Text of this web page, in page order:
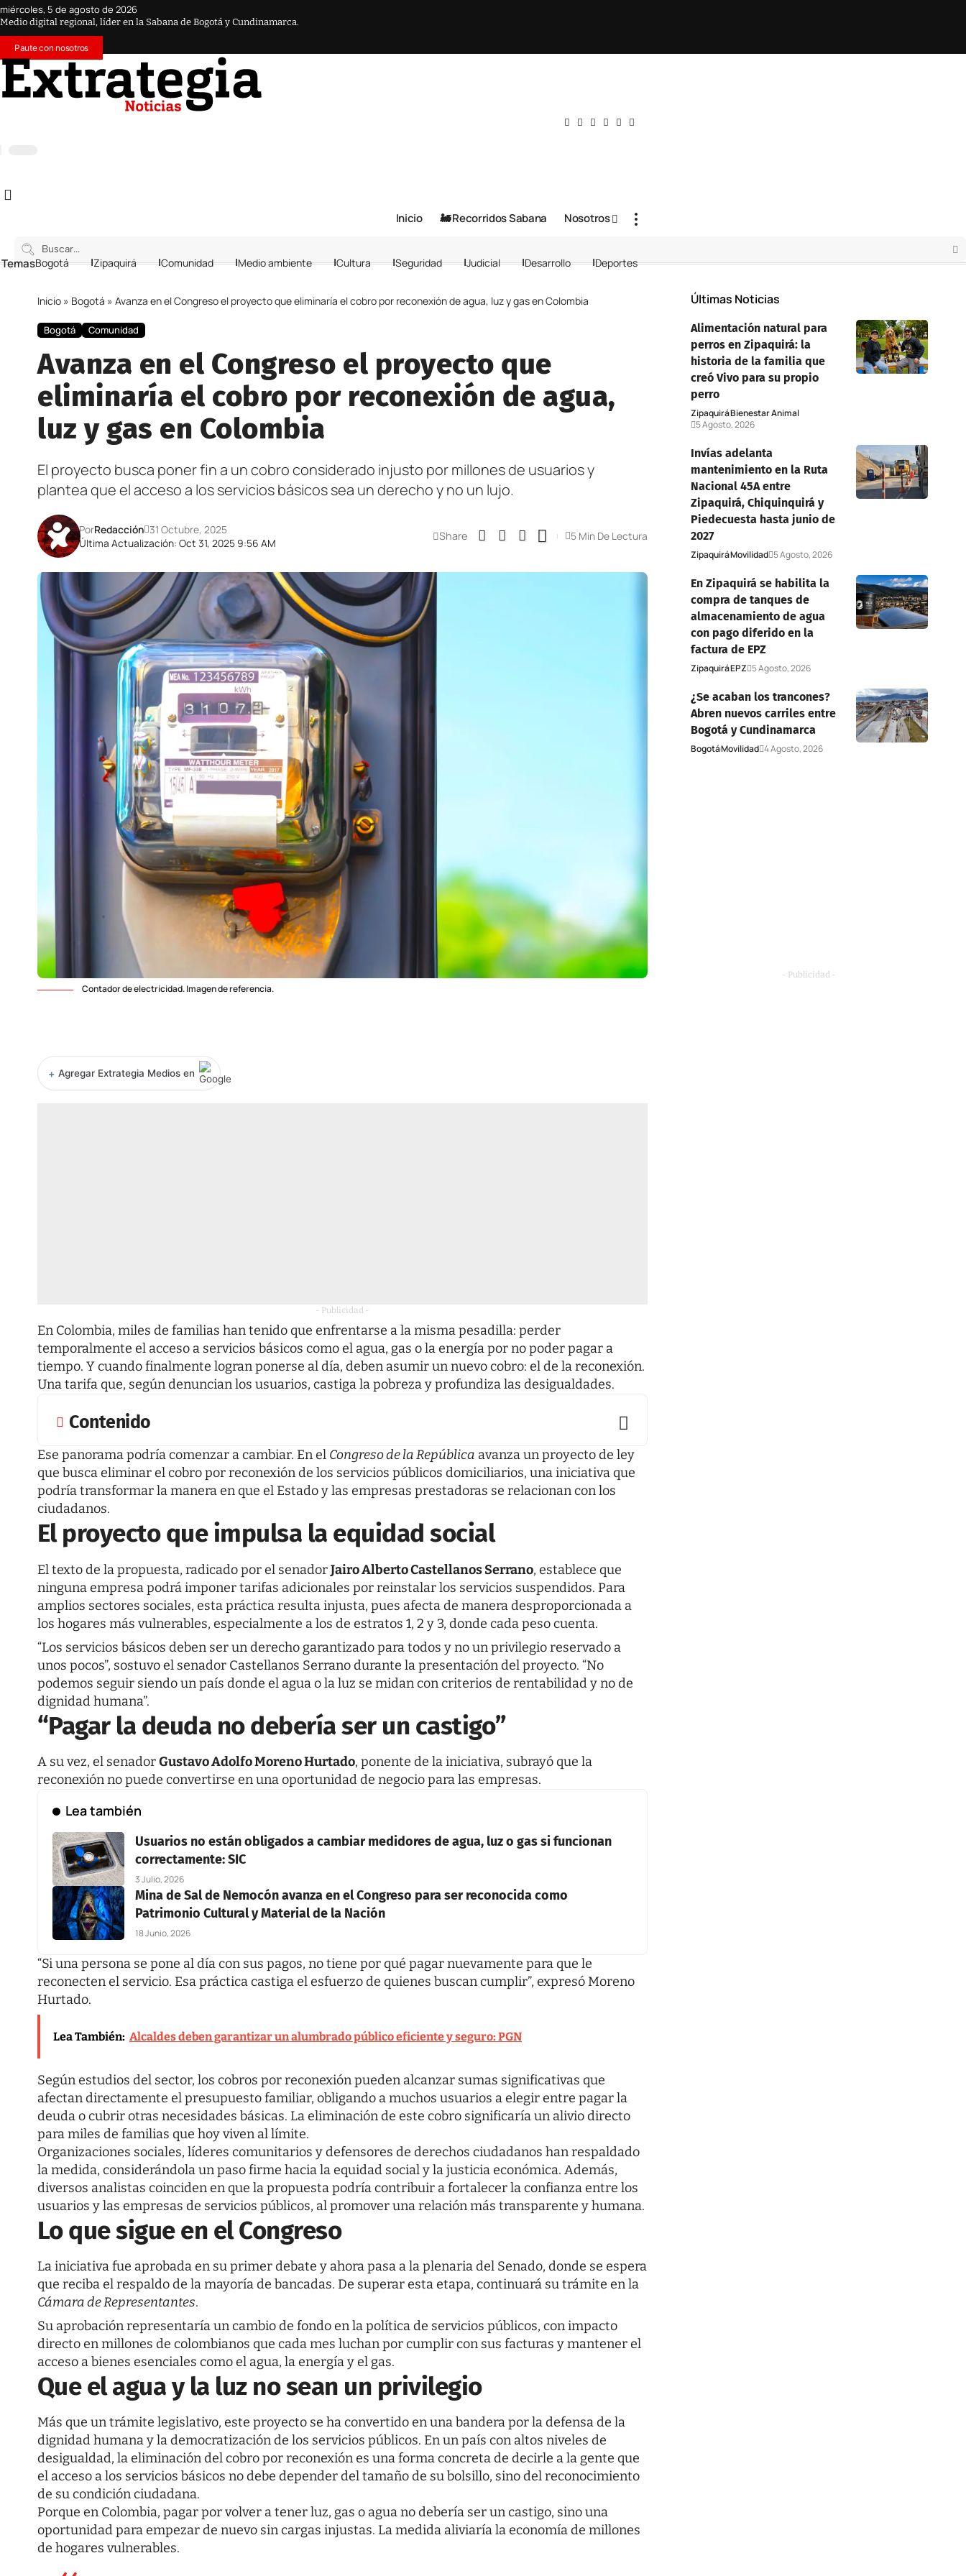
miércoles, 5 de agosto de 2026
Medio digital regional, líder en la Sabana de Bogotá y Cundinamarca.
Paute con nosotros
Inicio 🚂 Recorridos Sabana Nosotros
Bogotá Zipaquirá Comunidad Medio ambiente Cultura Seguridad Judicial Desarrollo Deportes
Inicio » Bogotá » Avanza en el Congreso el proyecto que eliminaría el cobro por reconexión de agua, luz y gas en Colombia
Bogotá Comunidad
Avanza en el Congreso el proyecto que
eliminaría el cobro por reconexión de agua,
luz y gas en Colombia
El proyecto busca poner fin a un cobro considerado injusto por millones de usuarios y
plantea que el acceso a los servicios básicos sea un derecho y no un lujo.
Última Actualización: Oct 31, 2025 9:56 AM
PorRedacción 31 Octubre, 2025 Share 5 Min De Lectura
Contador de electricidad. Imagen de referencia.
+ Agregar Extrategia Medios en
- Publicidad -
En Colombia, miles de familias han tenido que enfrentarse a la misma pesadilla: perder
temporalmente el acceso a servicios básicos como el agua, gas o la energía por no poder pagar a
tiempo. Y cuando finalmente logran ponerse al día, deben asumir un nuevo cobro: el de la reconexión.
Una tarifa que, según denuncian los usuarios, castiga la pobreza y profundiza las desigualdades.
Contenido
Ese panorama podría comenzar a cambiar. En el Congreso de la República avanza un proyecto de ley
que busca eliminar el cobro por reconexión de los servicios públicos domiciliarios, una iniciativa que
podría transformar la manera en que el Estado y las empresas prestadoras se relacionan con los
ciudadanos.
El proyecto que impulsa la equidad social
El texto de la propuesta, radicado por el senadorJairo Alberto Castellanos Serrano, establece que
ninguna empresa podrá imponer tarifas adicionales por reinstalar los servicios suspendidos. Para
amplios sectores sociales, esta práctica resulta injusta, pues afecta de manera desproporcionada a
los hogares más vulnerables, especialmente a los de estratos 1, 2 y 3, donde cada peso cuenta.
“Los servicios básicos deben ser un derecho garantizado para todos y no un privilegio reservado a
unos pocos”, sostuvo el senador Castellanos Serrano durante la presentación del proyecto. “No
podemos seguir siendo un país donde el agua o la luz se midan con criterios de rentabilidad y no de
dignidad humana”.
“Pagar la deuda no debería ser un castigo”
A su vez, el senadorGustavo Adolfo Moreno Hurtado, ponente de la iniciativa, subrayó que la
reconexión no puede convertirse en una oportunidad de negocio para las empresas.
Lea también
Usuarios no están obligados a cambiar medidores de agua, luz o gas si funcionan
correctamente: SIC
3 Julio, 2026
Mina de Sal de Nemocón avanza en el Congreso para ser reconocida como
Patrimonio Cultural y Material de la Nación
18 Junio, 2026
“Si una persona se pone al día con sus pagos, no tiene por qué pagar nuevamente para que le
reconecten el servicio. Esa práctica castiga el esfuerzo de quienes buscan cumplir”, expresó Moreno
Hurtado.
Lea También: Alcaldes deben garantizar un alumbrado público eficiente y seguro: PGN
Según estudios del sector, los cobros por reconexión pueden alcanzar sumas significativas que
afectan directamente el presupuesto familiar, obligando a muchos usuarios a elegir entre pagar la
deuda o cubrir otras necesidades básicas. La eliminación de este cobro significaría un alivio directo
para miles de familias que hoy viven al límite.
Organizaciones sociales, líderes comunitarios y defensores de derechos ciudadanos han respaldado
la medida, considerándola un paso firme hacia la equidad social y la justicia económica. Además,
diversos analistas coinciden en que la propuesta podría contribuir a fortalecer la confianza entre los
usuarios y las empresas de servicios públicos, al promover una relación más transparente y humana.
Lo que sigue en el Congreso
La iniciativa fue aprobada en su primer debate y ahora pasa a la plenaria del Senado, donde se espera
que reciba el respaldo de la mayoría de bancadas. De superar esta etapa, continuará su trámite en la
Cámara de Representantes.
Su aprobación representaría un cambio de fondo en la política de servicios públicos, con impacto
directo en millones de colombianos que cada mes luchan por cumplir con sus facturas y mantener el
acceso a bienes esenciales como el agua, la energía y el gas.
Que el agua y la luz no sean un privilegio
Más que un trámite legislativo, este proyecto se ha convertido en una bandera por la defensa de la
dignidad humana y la democratización de los servicios públicos. En un país con altos niveles de
desigualdad, la eliminación del cobro por reconexión es una forma concreta de decirle a la gente que
el acceso a los servicios básicos no debe depender del tamaño de su bolsillo, sino del reconocimiento
de su condición ciudadana.
Porque en Colombia, pagar por volver a tener luz, gas o agua no debería ser un castigo, sino una
oportunidad para empezar de nuevo sin cargas injustas. La medida aliviaría la economía de millones
de hogares vulnerables.
Últimas Noticias
Alimentación natural para
perros en Zipaquirá: la
historia de la familia que
creó Vivo para su propio
perro
ZipaquiráBienestar Animal
5 Agosto, 2026
Invías adelanta
mantenimiento en la Ruta
Nacional 45A entre
Zipaquirá, Chiquinquirá y
Piedecuesta hasta junio de
2027
ZipaquiráMovilidad 5 Agosto, 2026
En Zipaquirá se habilita la
compra de tanques de
almacenamiento de agua
con pago diferido en la
factura de EPZ
ZipaquiráEPZ 5 Agosto, 2026
¿Se acaban los trancones?
Abren nuevos carriles entre
Bogotá y Cundinamarca
BogotáMovilidad 4 Agosto, 2026
- Publicidad -